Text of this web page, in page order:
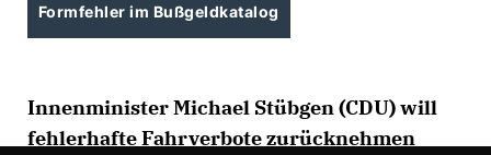
Formfehler im Bußgeldkatalog
Innenminister Michael Stübgen (CDU) will
fehlerhafte Fahrverbote zurücknehmen